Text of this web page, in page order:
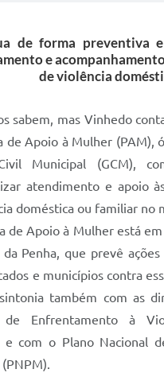
CEPs de Vinhedo
dos Servidores Públicos
Download
de forma preventiva
e
de violência
sabem, mas Vinhedo
de Apoio à Mulher (PAM),
Municipal (GCM),
atendimento e apoio
doméstica ou familiar no
de Apoio à Mulher está em
da Penha, que prevê
e municípios contra
também com as
de Enfrentamento à
e com o Plano Nacional